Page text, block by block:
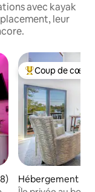
avec kayak
leur
moyenne sur la
Coups de cœur
Coup de cœur
Hébergement ⋅